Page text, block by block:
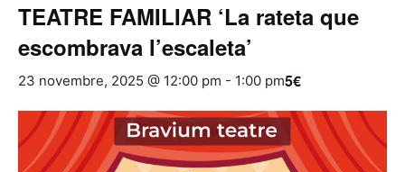
TEATRE FAMILIAR ‘La rateta que
escombrava l’escaleta’
23 novembre, 2025 @ 12:00 pm - 1:00 pm5€